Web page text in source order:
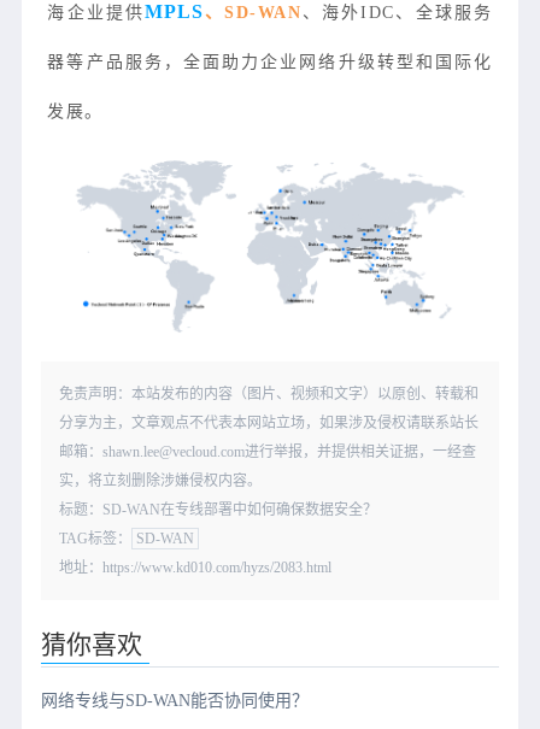
海企业提供MPLS、SD-WAN 、海外IDC、全球服务
器等产品服务，全面助力企业网络升级转型和国际化
发展。
免责声明：本站发布的内容（图片、视频和文字）以原创、转载和
分享为主，文章观点不代表本网站立场，如果涉及侵权请联系站长
邮箱：shawn.lee@vecloud.com进行举报，并提供相关证据，一经查
实，将立刻删除涉嫌侵权内容。
标题：SD-WAN在专线部署中如何确保数据安全？
TAG标签：
SD-WAN
地址：https://www.kd010.com/hyzs/2083.html
猜你喜欢
网络专线与SD-WAN能否协同使用？